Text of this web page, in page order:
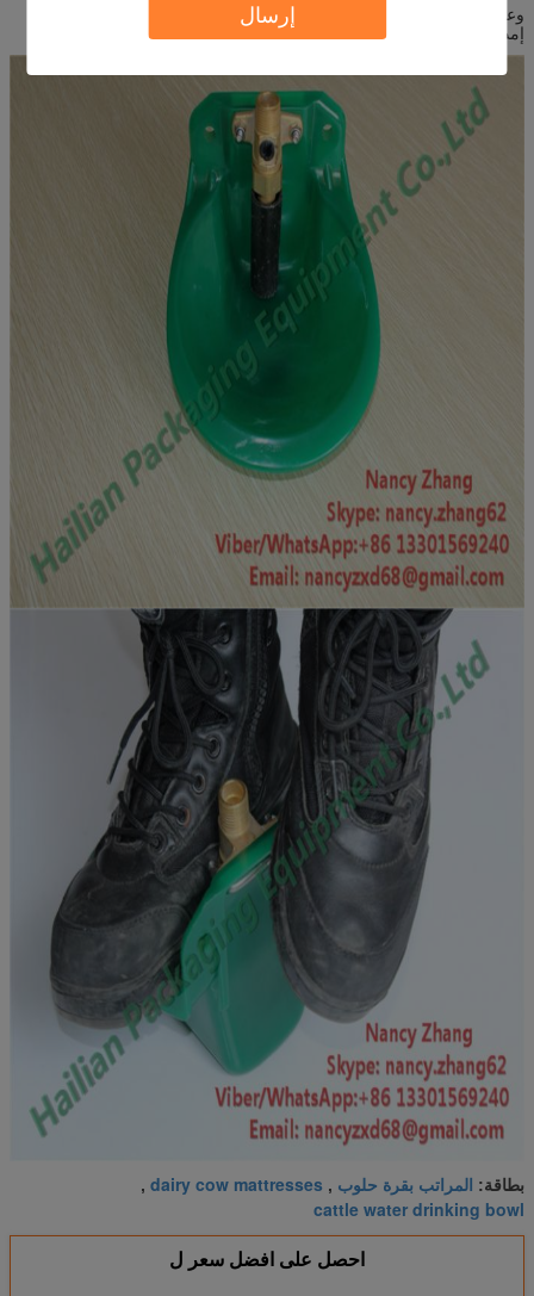
إرسال
وعاء مياه الشرب هو واحد من أهم معدات تغذية المياه التي يمكن أن تجدد
إمدادات مياه الشرب للحيوانات.
بطاقة: المراتب بقرة حلوب ,
dairy cow mattresses
,
cattle water drinking bowl
احصل على افضل سعر ل